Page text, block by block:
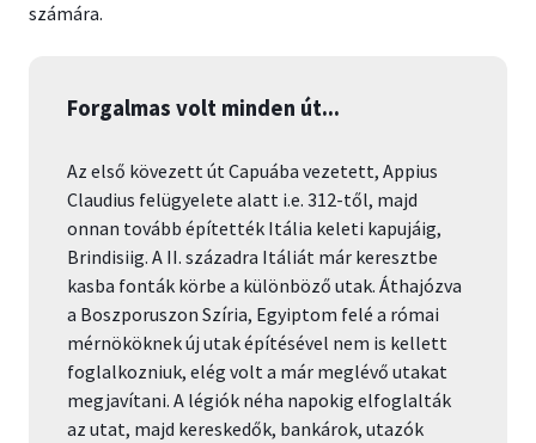
számára.
Forgalmas volt minden út...
Az első kövezett út Capuába vezetett, Appius
Claudius felügyelete alatt i.e. 312-től, majd
onnan tovább építették Itália keleti kapujáig,
Brindisiig. A II. századra Itáliát már keresztbe
kasba fonták körbe a különböző utak. Áthajózva
a Boszporuszon Szíria, Egyiptom felé a római
mérnököknek új utak építésével nem is kellett
foglalkozniuk, elég volt a már meglévő utakat
megjavítani. A légiók néha napokig elfoglalták
az utat, majd kereskedők, bankárok, utazók